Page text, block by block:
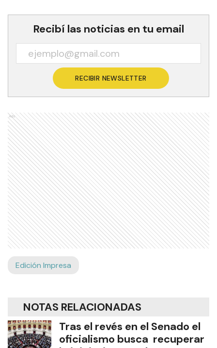
Recibí las noticias en tu email
RECIBIR NEWSLETTER
Ads
Edición Impresa
NOTAS RELACIONADAS
Tras el revés en el Senado el
oficialismo busca recuperar